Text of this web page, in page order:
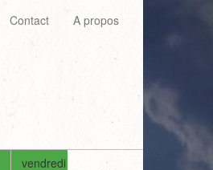
Contact A propos
vendredi
dimanche